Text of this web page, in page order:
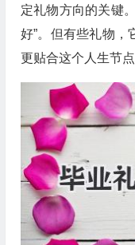
定礼物方向的关键
好”。但有些礼物，
更贴合这个人生节点